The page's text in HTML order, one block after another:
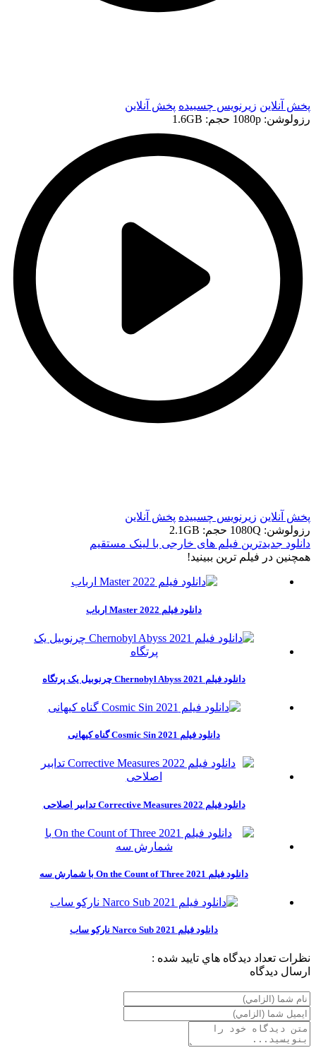
پخش آنلاین زیرنویس چسبیده پخش آنلاین
رزولوشن: 1080p
حجم: 1.6GB
پخش آنلاین زیرنویس چسبیده پخش آنلاین
رزولوشن: 1080Q
حجم: 2.1GB
دانلود جدیدترین فیلم های خارجی با لینک مستقیم
همچنين در فيلم ترين ببينيد!
دانلود فیلم Master 2022 ارباب
دانلود فیلم Chernobyl Abyss 2021 چرنوبیل یک پرتگاه
دانلود فیلم Cosmic Sin 2021 گناه کیهانی
دانلود فیلم Corrective Measures 2022 تدابیر اصلاحی
دانلود فیلم On the Count of Three 2021 با شمارش سه
دانلود فیلم Narco Sub 2021 نارکو ساب
نظرات تعداد ديدگاه هاي تاييد شده :
ارسال ديدگاه